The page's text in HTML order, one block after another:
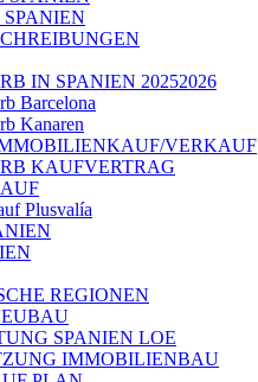
IN SPANIEN 20252026
Barcelona
Kanaren
VERKAUF
KAUFVERTRAG
Plusvalía
REGIONEN
SPANIEN LOE
IMMOBILIENBAU